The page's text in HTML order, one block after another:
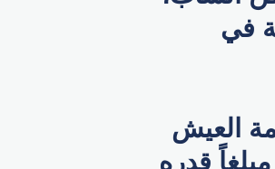
في
العيش
قدره